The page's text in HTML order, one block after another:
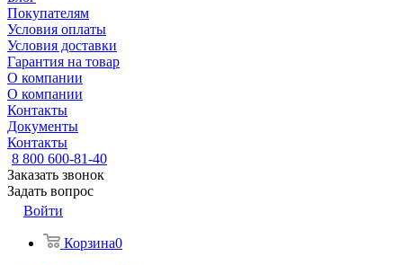
Покупателям
Условия оплаты
Условия доставки
Гарантия на товар
О компании
О компании
Контакты
Документы
Контакты
8 800 600-81-40
Заказать звонок
Задать вопрос
Войти
Корзина0